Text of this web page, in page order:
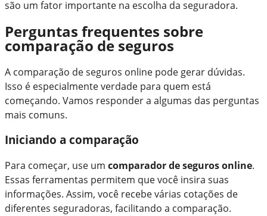
são um fator importante na escolha da seguradora.
Perguntas frequentes sobre
comparação de seguros
A comparação de seguros online pode gerar dúvidas.
Isso é especialmente verdade para quem está
começando. Vamos responder a algumas das perguntas
mais comuns.
Iniciando a comparação
Para começar, use um comparador de seguros online.
Essas ferramentas permitem que você insira suas
informações. Assim, você recebe várias cotações de
diferentes seguradoras, facilitando a comparação.